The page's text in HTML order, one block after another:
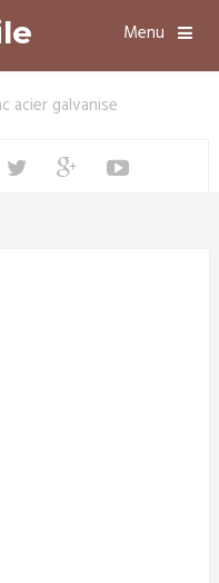
Menu
acier galvanise